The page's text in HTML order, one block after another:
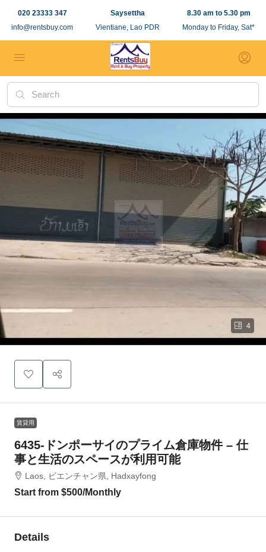
020 23333 347
info@rentsbuy.com
Saysettha
Vientiane, Lao PDR
8.30 am to 5.30 pm
Monday to Friday, Sat*
4
賃貸用
6435-ドンポーサイのプライム倉庫物件 – 仕
事と生活のスペースが利用可能
Laos, ビエンチャン県, Hadxayfong
Start from $500/Monthly
Details